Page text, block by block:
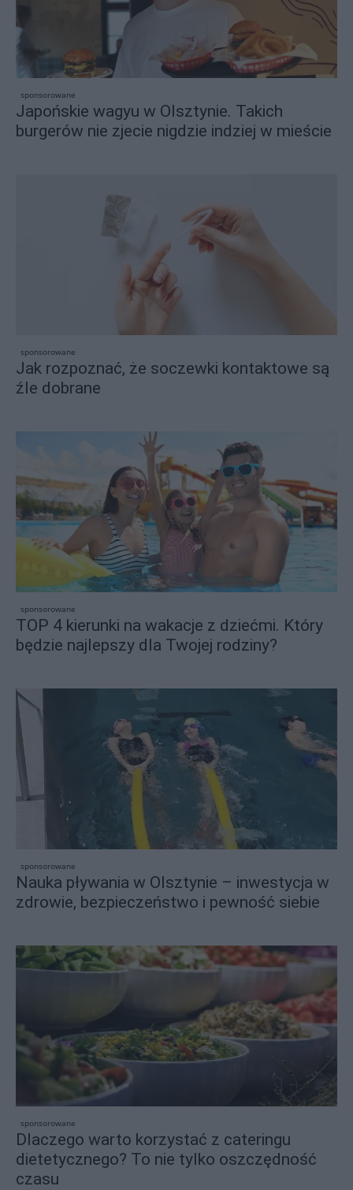
sponsorowane
Japońskie wagyu w Olsztynie. Takich
burgerów nie zjecie nigdzie indziej w mieście
sponsorowane
Jak rozpoznać, że soczewki kontaktowe są
źle dobrane
sponsorowane
TOP 4 kierunki na wakacje z dziećmi. Który
będzie najlepszy dla Twojej rodziny?
sponsorowane
Nauka pływania w Olsztynie – inwestycja w
zdrowie, bezpieczeństwo i pewność siebie
sponsorowane
Dlaczego warto korzystać z cateringu
dietetycznego? To nie tylko oszczędność
czasu